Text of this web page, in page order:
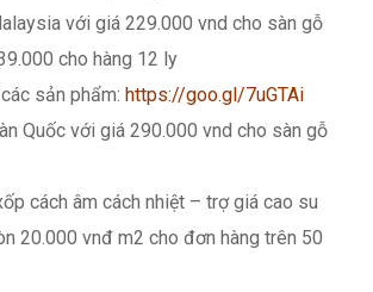
với giá 229.000 vnd cho sàn gỗ
cho hàng 12 ly
sản phẩm: https://goo.gl/7uGTAi
Quốc với giá 290.000 vnd cho sàn gỗ
cách âm cách nhiệt – trợ giá cao su
20.000 vnđ m2 cho đơn hàng trên 50